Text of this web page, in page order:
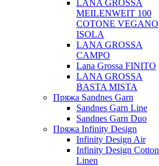
LANA GROSSA
MEILENWEIT 100
COTONE VEGANO
ISOLA
LANA GROSSA
CAMPO
Lana Grossa FINITO
LANA GROSSA
BASTA MISTA
Пряжа Sandnes Garn
Sandnes Garn Line
Sandnes Garn Duo
Пряжа Infinity Design
Infinity Design Air
Infinity Design Cotton
Linen